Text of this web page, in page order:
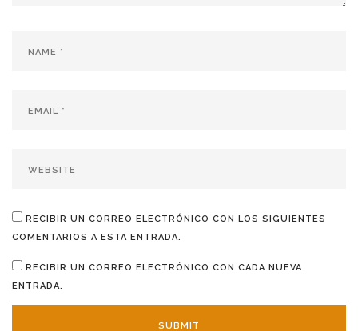
RECIBIR UN CORREO ELECTRÓNICO CON LOS SIGUIENTES
COMENTARIOS A ESTA ENTRADA.
RECIBIR UN CORREO ELECTRÓNICO CON CADA NUEVA
ENTRADA.